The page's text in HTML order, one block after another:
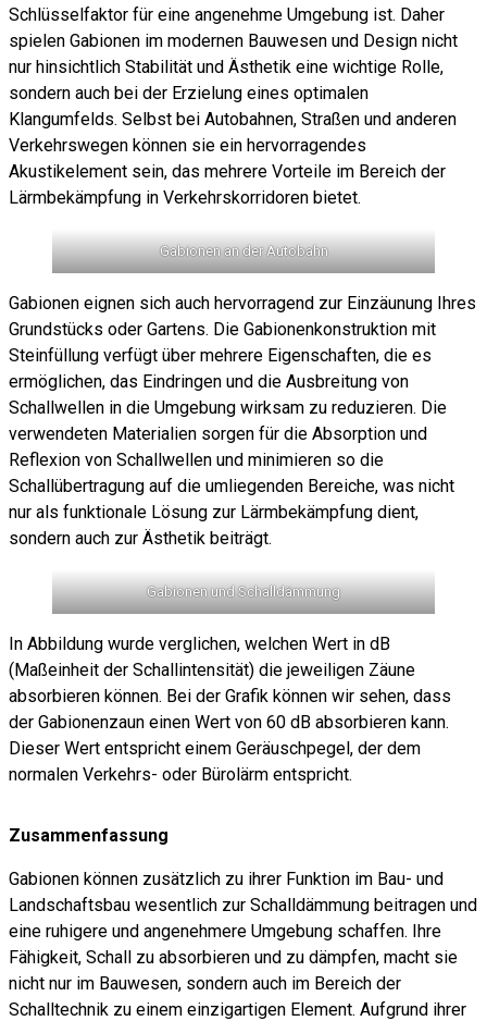
Schlüsselfaktor für eine angenehme Umgebung ist. Daher
spielen Gabionen im modernen Bauwesen und Design nicht
nur hinsichtlich Stabilität und Ästhetik eine wichtige Rolle,
sondern auch bei der Erzielung eines optimalen
Klangumfelds. Selbst bei Autobahnen, Straßen und anderen
Verkehrswegen können sie ein hervorragendes
Akustikelement sein, das mehrere Vorteile im Bereich der
Lärmbekämpfung in Verkehrskorridoren bietet.
Gabionen an der Autobahn
Gabionen eignen sich auch hervorragend zur Einzäunung Ihres
Grundstücks oder Gartens. Die Gabionenkonstruktion mit
Steinfüllung verfügt über mehrere Eigenschaften, die es
ermöglichen, das Eindringen und die Ausbreitung von
Schallwellen in die Umgebung wirksam zu reduzieren. Die
verwendeten Materialien sorgen für die Absorption und
Reflexion von Schallwellen und minimieren so die
Schallübertragung auf die umliegenden Bereiche, was nicht
nur als funktionale Lösung zur Lärmbekämpfung dient,
sondern auch zur Ästhetik beiträgt.
Gabionen und Schalldämmung
In Abbildung wurde verglichen, welchen Wert in dB
(Maßeinheit der Schallintensität) die jeweiligen Zäune
absorbieren können. Bei der Grafik können wir sehen, dass
der Gabionenzaun einen Wert von 60 dB absorbieren kann.
Dieser Wert entspricht einem Geräuschpegel, der dem
normalen Verkehrs- oder Bürolärm entspricht.
Zusammenfassung
Gabionen können zusätzlich zu ihrer Funktion im Bau- und
Landschaftsbau wesentlich zur Schalldämmung beitragen und
eine ruhigere und angenehmere Umgebung schaffen. Ihre
Fähigkeit, Schall zu absorbieren und zu dämpfen, macht sie
nicht nur im Bauwesen, sondern auch im Bereich der
Schalltechnik zu einem einzigartigen Element. Aufgrund ihrer